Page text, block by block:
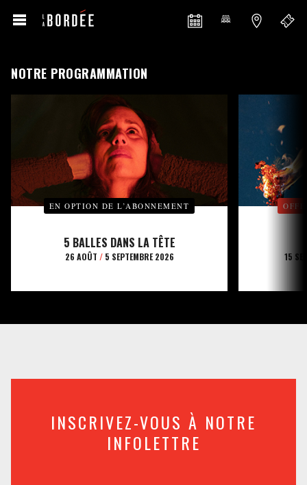
NOTRE PROGRAMMATION
EN OPTION DE L’ABONNEMENT
5 BALLES DANS LA TÊTE
26 AOÛT /5 SEPTEMBRE 2026 15
INSCRIVEZ-VOUS À NOTRE
INFOLETTRE